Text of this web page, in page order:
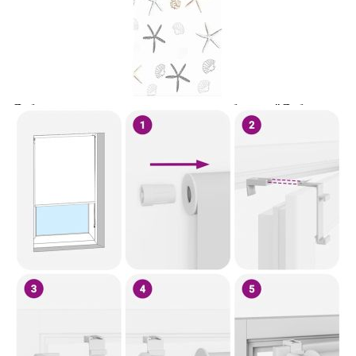
Предоставената таблица е с информационна цел.
Добавете продукта в количката си с бутона "Добави в
количката" и при поръчка ще можете да изберете броя
Предоставената таблица е с информационна цел.
Добавете продукта в количката си с бутона "Добави в
количката" и при поръчка ще можете да изберете броя
вноски на кредита.
Когато плащате с NewPay, всъщност NewPay плаща
поръчката Ви вместо Вас. Вие я получавате и
разполагате с три начина да я платите към тях:
Отложено до 30 дни от момента на изпращане на
поръчката без оскъпяване. За покупки на стойност до
400 лв. / €204,52
Плащане на 4 вноски. Заплащате 20% от стойността на
поръчката си на момента с карта. Останалата сума се
разделя на 3 равни месечни вноски без оскъпяване. За
покупки на стойност до 1000 лв. / €511.31
Плащане на 6 вноски. Стойността на поръчката се
покупки на стойност до 2000 лв. / €1022.61